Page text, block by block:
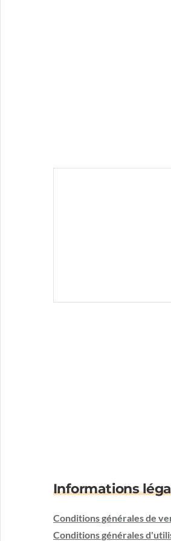
Informations
Conditions générales de
Conditions générales